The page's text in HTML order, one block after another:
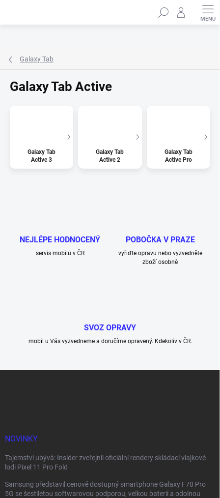
Hledat
Galaxy Tab
Galaxy Tab Active
Galaxy Tab
Active 3
Galaxy Tab
Active 2
Galaxy Tab
Active Pro
NEJLÉPE HODNOCENÝ
servis mobilů v ČR
POBOČKA V PRAZE
vyřiďte opravu nebo vyzvedněte
zboží osobně
SVOZ OPRAVY
mobil u Vás vyzvedneme a doručíme opravený. Kdekoliv v ČR.
NOVINKY
Tajemství ubývá: Insider zveřejnil oficiální rendery skládací vlajkové
lodi Pixel 11 Pro Fold
Samsung představil cenově dostupný smartphone Galaxy F70 Pro
5G se šestiletou softwarovou podporou, velkou baterií a odolnou